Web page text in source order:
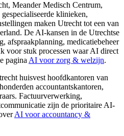
Meander Medisch Centrum,
klinieken,
maken Utrecht tot een van
De AI-kansen in de Utrechtse
afspraakplanning, medicatiebeheer
voor stuk processen waar AI direct
paginaAI voor zorg & welzijn.
huisvest hoofdkantoren van
accountantskantoren,
Factuurverwerking,
zijn de prioritaire AI-
AI voor accountancy &